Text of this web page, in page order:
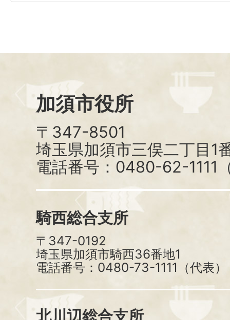
加須市役所
〒347-8501
埼玉県加須市三俣二丁目1
電話番号：0480-62-1111
騎西総合支所
〒347-0192
埼玉県加須市騎西36番地1
電話番号：0480-73-1111（代表）
北川辺総合支所